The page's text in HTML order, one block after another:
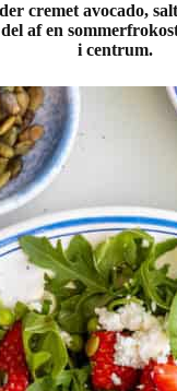
avocado,
af en
i centrum.